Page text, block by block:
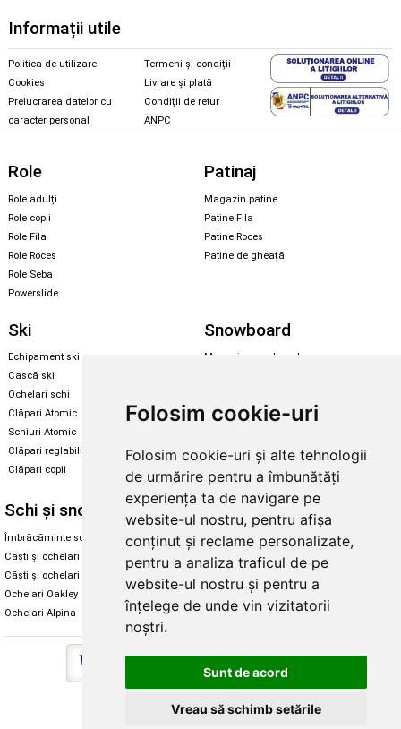
Folosim cookie-uri
Folosim cookie-uri și alte tehnologii
de urmărire pentru a îmbunătăți
experiența ta de navigare pe
website-ul nostru, pentru afișa
conținut și reclame personalizate,
pentru a analiza traficul de pe
website-ul nostru și pentru a
înțelege de unde vin vizitatorii
noștri.
Sunt de acord
Vreau să schimb setările
Informații utile
Politica de utilizare
Cookies
Prelucrarea datelor cu
caracter personal
Termeni și condiții
Livrare și plată
Condiții de retur
ANPC
Role
Role adulți
Role copii
Role Fila
Role Roces
Role Seba
Powerslide
Patinaj
Magazin patine
Patine Fila
Patine Roces
Patine de gheață
Ski
Echipament ski
Cască ski
Ochelari schi
Clăpari Atomic
Schiuri Atomic
Clăpari reglabili
Clăpari copii
Snowboard
Magazin snowboard
Santa Cruz
Enuff Skateboards
Schi și snowboard
Îmbrăcăminte schi și snowboard
Căști și ochelari de iarnă
Căști și ochelari Alpina
Ochelari Oakley
Ochelari Alpina
Diverse
Cum aleg rolele
Cum aleg ochelarii
Ochelari de soare Alpina
Intretinere manusi
Copyright © 2026 Skates.ro | SC Zmart Skating SRL